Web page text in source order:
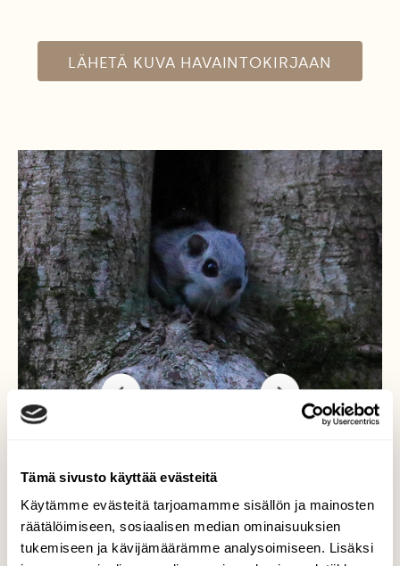
Tämä sivusto käyttää evästeitä
Käytämme evästeitä tarjoamamme sisällön ja mainosten
räätälöimiseen, sosiaalisen median ominaisuuksien
tukemiseen ja kävijämäärämme analysoimiseen. Lisäksi
LÄHETÄ KUVA HAVAINTOKIRJAAN
Liito-oravan poikanen /
poikue
Olin onnekas ja sain kuvattua saman liito-